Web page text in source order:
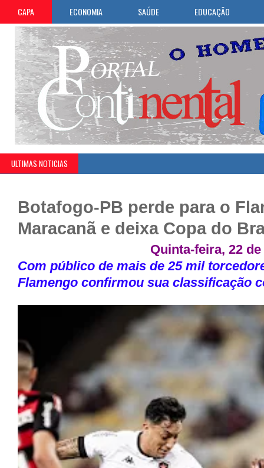
CAPA ECONOMIA SAÚDE EDUCAÇÃO
ULTIMAS NOTICIAS
Botafogo-PB perde para o
Maracanã e deixa Copa do
Quinta-feira, 22
Com público de mais de 25 mil
Flamengo confirmou sua classificação